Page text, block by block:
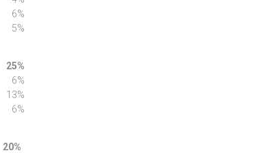
6%
5%
25%
6%
13%
6%
20%